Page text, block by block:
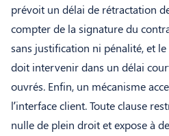
prévoit un délai de rétractation
compter de la signature du
sans justification ni pénalité, et
doit intervenir dans un délai
ouvrés. Enfin, un mécanisme
l’interface client. Toute clause
nulle de plein droit et expose à